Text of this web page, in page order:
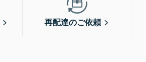
再配達のご依頼